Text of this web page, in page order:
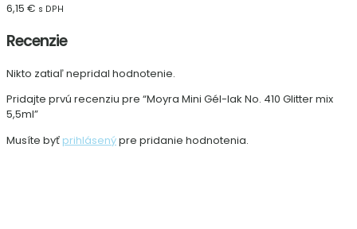
6,15 € s DPH
Recenzie
Nikto zatiaľ nepridal hodnotenie.
Pridajte prvú recenziu pre “Moyra Mini Gél-lak No. 410 Glitter mix
5,5ml”
Musíte byť prihlásenýpre pridanie hodnotenia.